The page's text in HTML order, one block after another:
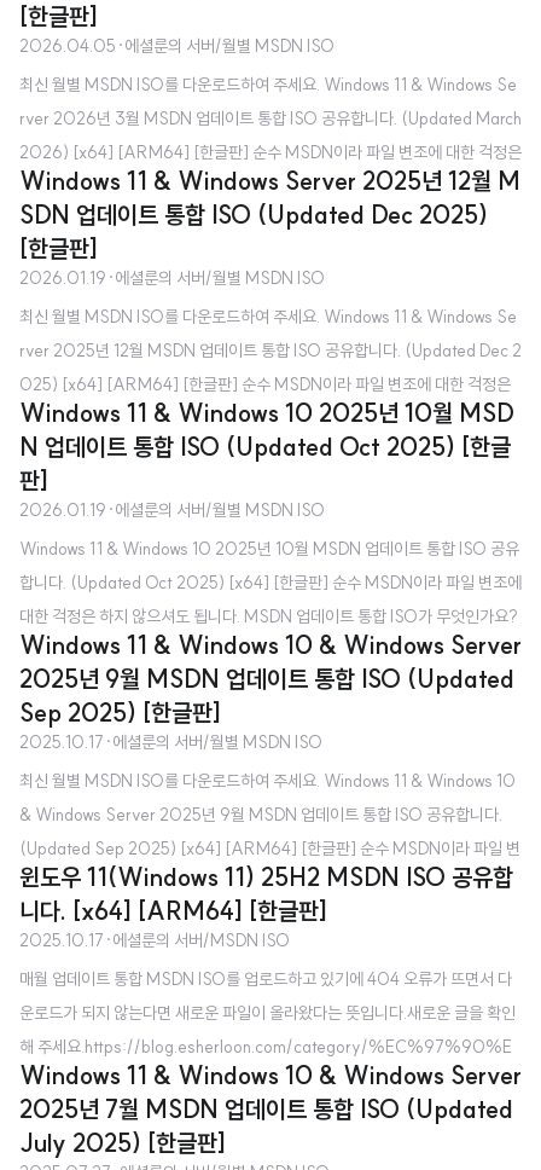
식 홈페이지에서 받는 것이나 MediaCreationTool로 제작하는 것과 무엇이
다른가요? - Microsoft 공식 홈페이지에서 제공하는 ISO는 초기 버전(최신
Windows 업데이트 포함 X)입니다. 마찬가지로 MediaCreationTool도 초기
버전 IS..
[한글판]
2026.04.05 ·에셜룬의 서버/월별 MSDN ISO
최신 월별 MSDN ISO를 다운로드하여 주세요. Windows 11 & Windows Se
rver 2026년 3월 MSDN 업데이트 통합 ISO 공유합니다. (Updated March
2026) [x64] [ARM64] [한글판] 순수 MSDN이라 파일 변조에 대한 걱정은
하지 않으셔도 됩니다. MSDN 업데이트 통합 ISO가 무엇인가요? - 매월 VSS
(전 MSDN) 구독자를 대상으로 제공하는 ISO로, 최신 Windows 업데이트가
적용된 ISO라고 보시면 됩니다. Microsoft 공식 홈페이지에서 받는 것이나 M
ediaCreationTool로 제작하는 것과 무엇이 다른가요? - Microsoft 공식 홈
페이지에서 제공하는 ISO는 초기 버전(최신 Windows 업데이트 포함 X)입니
다. 마찬가..
Windows 11 & Windows Server 2025년 12월 M
SDN 업데이트 통합 ISO (Updated Dec 2025)
[한글판]
2026.01.19 ·에셜룬의 서버/월별 MSDN ISO
최신 월별 MSDN ISO를 다운로드하여 주세요. Windows 11 & Windows Se
rver 2025년 12월 MSDN 업데이트 통합 ISO 공유합니다. (Updated Dec 2
025) [x64] [ARM64] [한글판] 순수 MSDN이라 파일 변조에 대한 걱정은
하지 않으셔도 됩니다. MSDN 업데이트 통합 ISO가 무엇인가요? - 매월 VSS
(전 MSDN) 구독자를 대상으로 제공하는 ISO로, 최신 Windows 업데이트가
적용된 ISO라고 보시면 됩니다. Microsoft 공식 홈페이지에서 받는 것이나 M
ediaCreationTool로 제작하는 것과 무엇이 다른가요? - Microsoft 공식 홈
페이지에서 제공하는 ISO는 초기 버전(최신 Windows 업데이트 포함 X)입니
다. 마찬가지..
Windows 11 & Windows 10 2025년 10월 MSD
N 업데이트 통합 ISO (Updated Oct 2025) [한글
판]
2026.01.19 ·에셜룬의 서버/월별 MSDN ISO
Windows 11 & Windows 10 2025년 10월 MSDN 업데이트 통합 ISO 공유
합니다. (Updated Oct 2025) [x64] [한글판] 순수 MSDN이라 파일 변조에
대한 걱정은 하지 않으셔도 됩니다. MSDN 업데이트 통합 ISO가 무엇인가요?
- 매월 VSS(전 MSDN) 구독자를 대상으로 제공하는 ISO로, 최신 Windows
업데이트가 적용된 ISO라고 보시면 됩니다. Microsoft 공식 홈페이지에서 받
는 것이나 MediaCreationTool로 제작하는 것과 무엇이 다른가요? - Micros
oft 공식 홈페이지에서 제공하는 ISO는 초기 버전(최신 Windows 업데이트
포함 X)입니다. 마찬가지로 MediaCreationTool도 초기 버전 ISO를 만들어
줍니다. ..
Windows 11 & Windows 10 & Windows Server
2025년 9월 MSDN 업데이트 통합 ISO (Updated
Sep 2025) [한글판]
2025.10.17 ·에셜룬의 서버/월별 MSDN ISO
최신 월별 MSDN ISO를 다운로드하여 주세요. Windows 11 & Windows 10
& Windows Server 2025년 9월 MSDN 업데이트 통합 ISO 공유합니다.
(Updated Sep 2025) [x64] [ARM64] [한글판] 순수 MSDN이라 파일 변
조에 대한 걱정은 하지 않으셔도 됩니다. MSDN 업데이트 통합 ISO가 무엇인
가요? - 매월 VSS(전 MSDN) 구독자를 대상으로 제공하는 ISO로, 최신 Win
dows 업데이트가 적용된 ISO라고 보시면 됩니다. Microsoft 공식 홈페이지
에서 받는 것이나 MediaCreationTool로 제작하는 것과 무엇이 다른가요? -
Microsoft 공식 홈페이지에서 제공하는 ISO는 초기 버전(최신 Windows 업
데이트 포함..
윈도우 11(Windows 11) 25H2 MSDN ISO 공유합
니다. [x64] [ARM64] [한글판]
2025.10.17 ·에셜룬의 서버/MSDN ISO
매월 업데이트 통합 MSDN ISO를 업로드하고 있기에 404 오류가 뜨면서 다
운로드가 되지 않는다면 새로운 파일이 올라왔다는 뜻입니다.새로운 글을 확인
해 주세요.https://blog.esherloon.com/category/%EC%97%90%E
C%85%9C%EB%A3%AC%EC%9D%98%20%EC%84%9C%
EB%B2%84 '에셜룬의 서버' 카테고리의 글 목록환영합니다! 에셜룬의 블로
그입니다.blog.esherloon.com 윈도우 11(Windows 11) 25H2 MSDN ISO
Windows 11 & Windows 10 & Windows Server
2025년 7월 MSDN 업데이트 통합 ISO (Updated
July 2025) [한글판]